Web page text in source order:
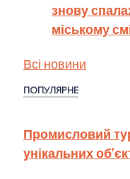
знову
міському
Всі новини
ПОПУЛЯРНЕ
Промисловий
унікальних